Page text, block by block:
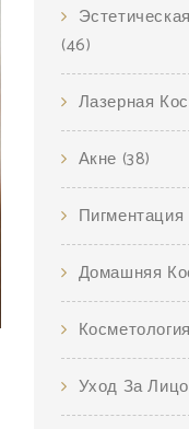
(46)
Лазерная
Акне (38)
Пигментация
Домашняя
Косметология
Уход За